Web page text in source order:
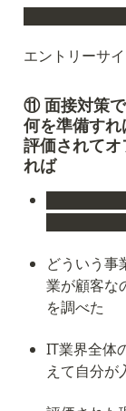
エントリーサ
⑪ 面接対策
何を準備す
評価されて
れば
どういう事
業が顧客な
を調べた
IT業界全体
えて自分が